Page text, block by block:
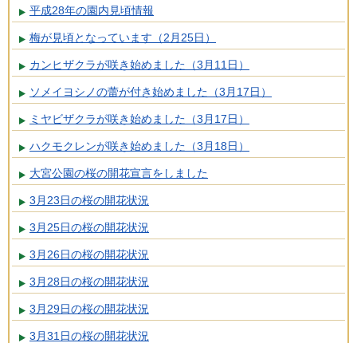
平成28年の園内見頃情報
梅が見頃となっています（2月25日）
カンヒザクラが咲き始めました（3月11日）
ソメイヨシノの蕾が付き始めました（3月17日）
ミヤビザクラが咲き始めました（3月17日）
ハクモクレンが咲き始めました（3月18日）
大宮公園の桜の開花宣言をしました
3月23日の桜の開花状況
3月25日の桜の開花状況
3月26日の桜の開花状況
3月28日の桜の開花状況
3月29日の桜の開花状況
3月31日の桜の開花状況